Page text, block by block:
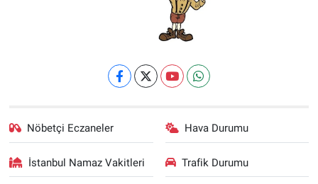
Nöbetçi Eczaneler Hava Durumu
İstanbul Namaz Vakitleri Trafik Durumu